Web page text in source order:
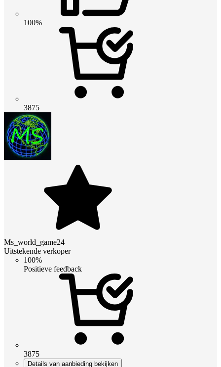
100%
3875
Ms_world_game24
Uitstekende verkoper
100%
Positieve feedback
3875
Details van aanbieding bekijken